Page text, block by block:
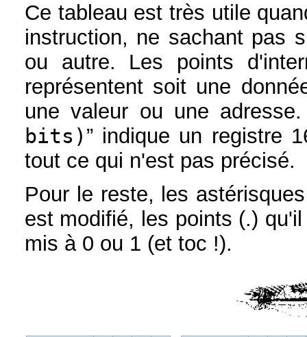
Ce tableau est très utile
instruction, ne sachant pas
ou autre. Les points
représentent soit une
une valeur ou une
bits) ” indique un registre
tout ce qui n'est pas précisé.
Pour le reste, les
est modifié, les points (.) qu'il
mis à 0 ou 1 (et toc !).